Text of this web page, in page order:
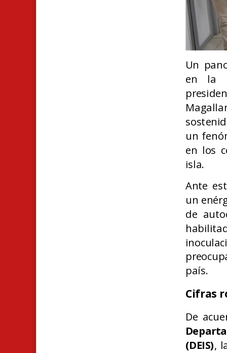
Un
en la
un
en los
isla.
Ante
un
de
país.
Cifras
De
(DEIS),